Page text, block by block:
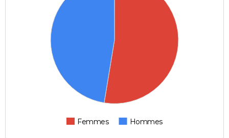
Femmes Hommes